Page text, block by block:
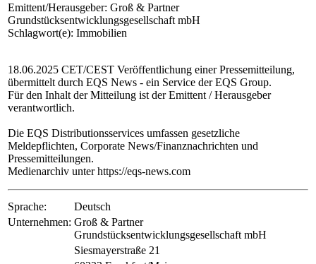
Emittent/Herausgeber: Groß & Partner
Grundstücksentwicklungsgesellschaft mbH
Schlagwort(e): Immobilien
18.06.2025 CET/CEST Veröffentlichung einer Pressemitteilung,
übermittelt durch EQS News - ein Service der EQS Group.
Für den Inhalt der Mitteilung ist der Emittent / Herausgeber
verantwortlich.
Die EQS Distributionsservices umfassen gesetzliche
Meldepflichten, Corporate News/Finanznachrichten und
Pressemitteilungen.
Medienarchiv unter https://eqs-news.com
Sprache:
Deutsch
Unternehmen: Groß & Partner
Grundstücksentwicklungsgesellschaft mbH
Siesmayerstraße 21